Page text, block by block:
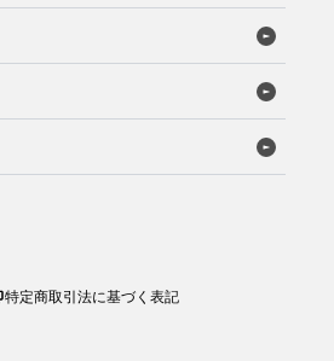
特定商取引法に基づく表記